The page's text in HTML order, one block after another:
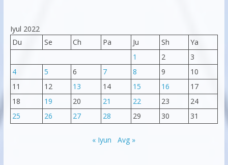
Iyul 2022
Du
Se Ch Pa Ju Sh
Ya
1
2
3
4
5 6 7 8 9
10
11
12 13 14 15 16
17
18
19 20 21 22 23
24
25
26 27 28 29 30 31
« Iyun Avg »